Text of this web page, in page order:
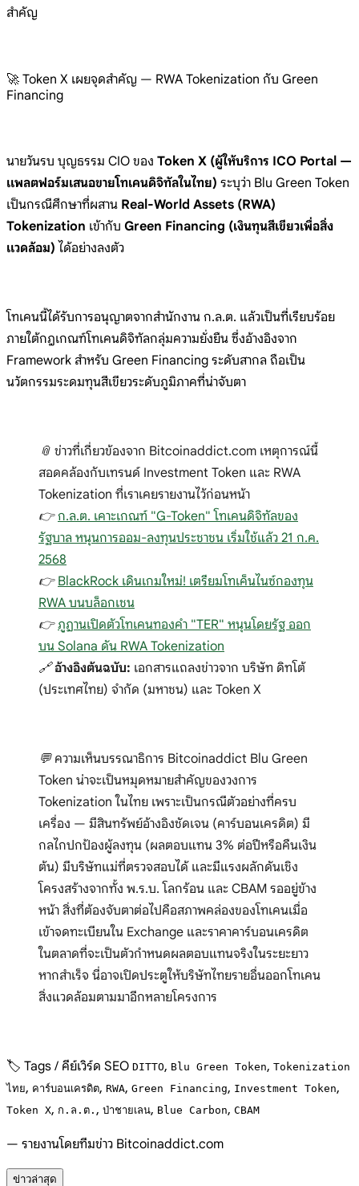
สำคัญ
🚀 Token X เผยจุดสำคัญ — RWA Tokenization กับ Green
Financing
นายวันรบ บุญธรรม CIO ของ Token X (ผู้ให้บริการ ICO Portal —
แพลตฟอร์มเสนอขายโทเคนดิจิทัลในไทย) ระบุว่า Blu Green Token
เป็นกรณีศึกษาที่ผสาน Real-World Assets (RWA)
Tokenization เข้ากับ Green Financing (เงินทุนสีเขียวเพื่อสิ่ง
แวดล้อม) ได้อย่างลงตัว
โทเคนนี้ได้รับการอนุญาตจากสำนักงาน ก.ล.ต. แล้วเป็นที่เรียบร้อย
ภายใต้กฎเกณฑ์โทเคนดิจิทัลกลุ่มความยั่งยืน ซึ่งอ้างอิงจาก
Framework สำหรับ Green Financing ระดับสากล ถือเป็น
นวัตกรรมระดมทุนสีเขียวระดับภูมิภาคที่น่าจับตา
📎 ข่าวที่เกี่ยวข้องจาก Bitcoinaddict.com เหตุการณ์นี้
สอดคล้องกับเทรนด์ Investment Token และ RWA
Tokenization ที่เราเคยรายงานไว้ก่อนหน้า
👉ก.ล.ต. เคาะเกณฑ์ "G-Token" โทเคนดิจิทัลของ
รัฐบาล หนุนการออม-ลงทุนประชาชน เริ่มใช้แล้ว 21 ก.ค.
2568
👉 BlackRock เดินเกมใหม่! เตรียมโทเค็นไนซ์กองทุน
RWA บนบล็อกเชน
👉ภูฏานเปิดตัวโทเคนทองคำ "TER" หนุนโดยรัฐ ออก
บน Solana ดัน RWA Tokenization
🔗อ้างอิงต้นฉบับ: เอกสารแถลงข่าวจาก บริษัท ดิทโต้
(ประเทศไทย) จำกัด (มหาชน) และ Token X
💬 ความเห็นบรรณาธิการ Bitcoinaddict Blu Green
Token น่าจะเป็นหมุดหมายสำคัญของวงการ
Tokenization ในไทย เพราะเป็นกรณีตัวอย่างที่ครบ
เครื่อง — มีสินทรัพย์อ้างอิงชัดเจน (คาร์บอนเครดิต) มี
กลไกปกป้องผู้ลงทุน (ผลตอบแทน 3% ต่อปีหรือคืนเงิน
ต้น) มีบริษัทแม่ที่ตรวจสอบได้ และมีแรงผลักดันเชิง
โครงสร้างจากทั้ง พ.ร.บ. โลกร้อน และ CBAM รออยู่ข้าง
หน้า สิ่งที่ต้องจับตาต่อไปคือสภาพคล่องของโทเคนเมื่อ
เข้าจดทะเบียนใน Exchange และราคาคาร์บอนเครดิต
ในตลาดที่จะเป็นตัวกำหนดผลตอบแทนจริงในระยะยาว
หากสำเร็จ นี่อาจเปิดประตูให้บริษัทไทยรายอื่นออกโทเคน
สิ่งแวดล้อมตามมาอีกหลายโครงการ
🏷️ Tags / คีย์เวิร์ด SEO DITTO, Blu Green Token, Tokenization
ไทย, คาร์บอนเครดิต, RWA, Green Financing, Investment Token,
Token X, ก.ล.ต. , ป่าชายเลน, Blue Carbon, CBAM
— รายงานโดยทีมข่าว Bitcoinaddict.com
ข่าวล่าสุด